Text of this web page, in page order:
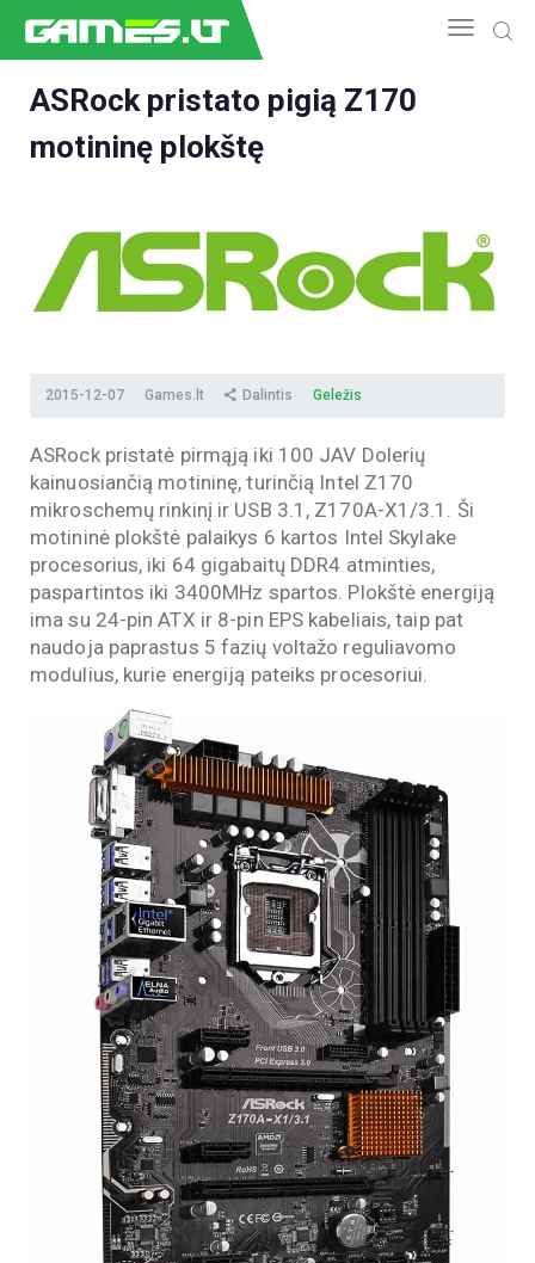
NAUJIENOS
GELEŽIS
VIDEO
ASRock pristato pigią Z170
motininę plokštę
2015-12-07 Games.lt Dalintis Geležis
ASRock pristatė pirmąją iki 100 JAV Dolerių
kainuosiančią motininę, turinčią Intel Z170
mikroschemų rinkinį ir USB 3.1, Z170A-X1/3.1. Ši
motininė plokštė palaikys 6 kartos Intel Skylake
procesorius, iki 64 gigabaitų DDR4 atminties,
paspartintos iki 3400MHz spartos. Plokštė energiją
ima su 24-pin ATX ir 8-pin EPS kabeliais, taip pat
naudoja paprastus 5 fazių voltažo reguliavomo
modulius, kurie energiją pateiks procesoriui.